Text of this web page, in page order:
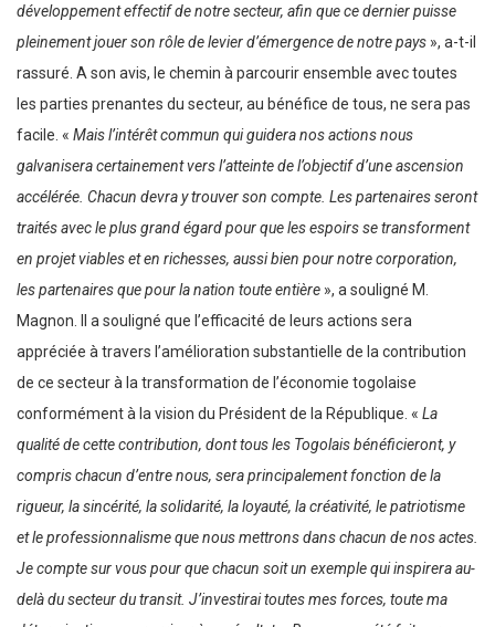
développement effectif de notre secteur, afin que ce dernier puisse
pleinement jouer son rôle de levier d’émergence de notre pays », a-t-il
rassuré. A son avis, le chemin à parcourir ensemble avec toutes
les parties prenantes du secteur, au bénéfice de tous, ne sera pas
facile. « Mais l’intérêt commun qui guidera nos actions nous
galvanisera certainement vers l’atteinte de l’objectif d’une ascension
accélérée. Chacun devra y trouver son compte. Les partenaires seront
traités avec le plus grand égard pour que les espoirs se transforment
en projet viables et en richesses, aussi bien pour notre corporation,
les partenaires que pour la nation toute entière », a souligné M.
Magnon. Il a souligné que l’efficacité de leurs actions sera
appréciée à travers l’amélioration substantielle de la contribution
de ce secteur à la transformation de l’économie togolaise
conformément à la vision du Président de la République. « La
qualité de cette contribution, dont tous les Togolais bénéficieront, y
compris chacun d’entre nous, sera principalement fonction de la
rigueur, la sincérité, la solidarité, la loyauté, la créativité, le patriotisme
et le professionnalisme que nous mettrons dans chacun de nos actes.
Je compte sur vous pour que chacun soit un exemple qui inspirera au-
delà du secteur du transit. J’investirai toutes mes forces, toute ma